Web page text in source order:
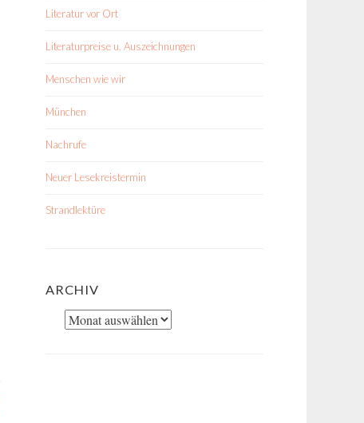
Literatur vor Ort
Literaturpreise u. Auszeichnungen
Menschen wie wir
München
Nachrufe
Neuer Lesekreistermin
Strandlektüre
ARCHIV
Archiv